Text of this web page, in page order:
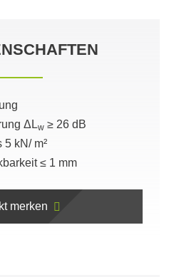
ΔLw ≥ 26 dB
5 kN/ m²
≤ 1 mm
merken